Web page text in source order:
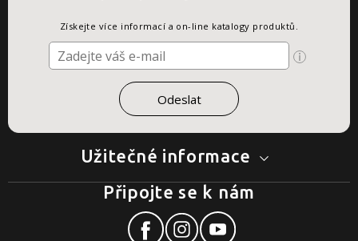
Užitečné informace
Získejte více informací a on-line katalogy produktů.
Připojte se k nám